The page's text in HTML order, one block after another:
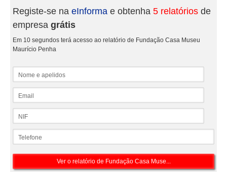
Registe-se na eInforma e obtenha 5 relatórios de
empresa grátis
Em 10 segundos terá acesso ao relatório de Fundação Casa Museu
Maurício Penha